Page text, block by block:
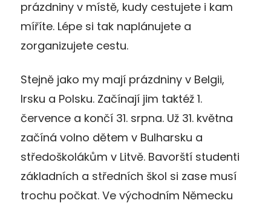
prázdniny v místě, kudy cestujete i kam
míříte. Lépe si tak naplánujete a
zorganizujete cestu.
Stejně jako my mají prázdniny v Belgii,
Irsku a Polsku. Začínají jim taktéž 1.
července a končí 31. srpna. Už 31. května
začíná volno dětem v Bulharsku a
středoškolákům v Litvě. Bavorští studenti
základních a středních škol si zase musí
trochu počkat. Ve východním Německu